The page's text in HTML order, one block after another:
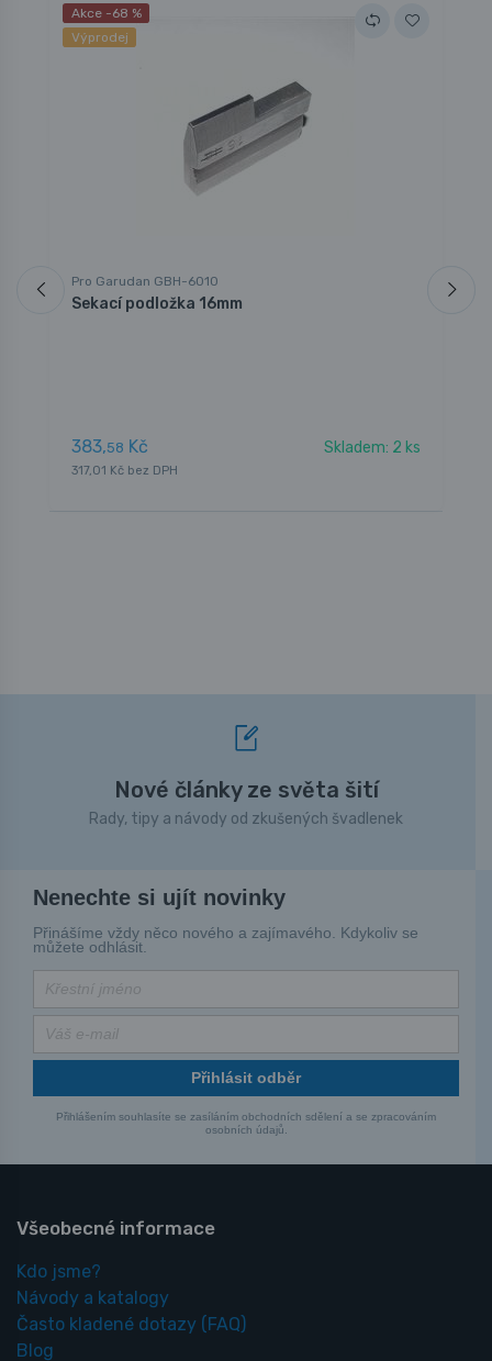
Akce -68 %
Výprodej
Pro Garudan GBH-6010
Sekací podložka 16mm
383,58 Kč Skladem: 2 ks
317,01 Kč bez DPH
Nové články ze světa šití
Rady, tipy a návody od zkušených švadlenek
Nenechte si ujít novinky
Přinášíme vždy něco nového a zajímavého. Kdykoliv se
můžete odhlásit.
Přihlásit odběr
Přihlášením souhlasíte se zasíláním obchodních sdělení a se zpracováním
osobních údajů.
Všeobecné informace
Kdo jsme?
Návody a katalogy
Často kladené dotazy (FAQ)
Blog